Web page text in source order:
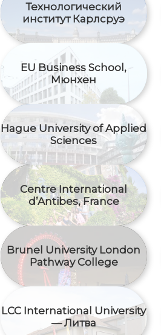
Технологический
институт Карлсруэ
EU Business School,
Мюнхен
Hague University of Applied
Sciences
Centre International
d’Antibes, France
Brunel University London
Pathway College
LCC International University
— Литва